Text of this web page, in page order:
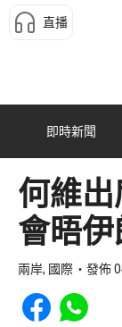
直播
即時新聞
何維
會晤
兩岸, 國際 發佈
Share to Facebook
Share to